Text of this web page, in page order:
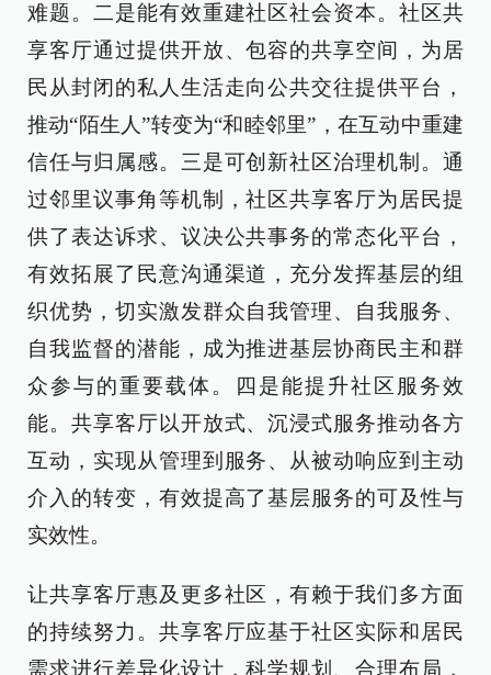
难题。二是能有效重建社区社会资本。社区共
享客厅通过提供开放、包容的共享空间，为居
民从封闭的私人生活走向公共交往提供平台，
推动“陌生人”转变为“和睦邻里”，在互动中重建
信任与归属感。三是可创新社区治理机制。通
过邻里议事角等机制，社区共享客厅为居民提
供了表达诉求、议决公共事务的常态化平台，
有效拓展了民意沟通渠道，充分发挥基层的组
织优势，切实激发群众自我管理、自我服务、
自我监督的潜能，成为推进基层协商民主和群
众参与的重要载体。四是能提升社区服务效
能。共享客厅以开放式、沉浸式服务推动各方
互动，实现从管理到服务、从被动响应到主动
介入的转变，有效提高了基层服务的可及性与
实效性。
让共享客厅惠及更多社区，有赖于我们多方面
的持续努力。共享客厅应基于社区实际和居民
需求进行差异化设计，科学规划、合理布局，